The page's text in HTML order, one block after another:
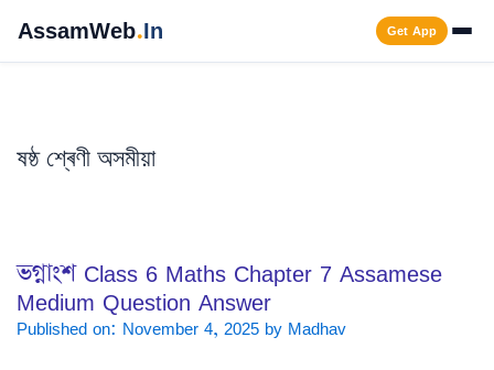
content
AssamWeb.In Get App
ষষ্ঠ শ্ৰেণী অসমীয়া
ভগ্নাংশ Class 6 Maths Chapter 7 Assamese
Medium Question Answer
Published on: November 4, 2025 by Madhav